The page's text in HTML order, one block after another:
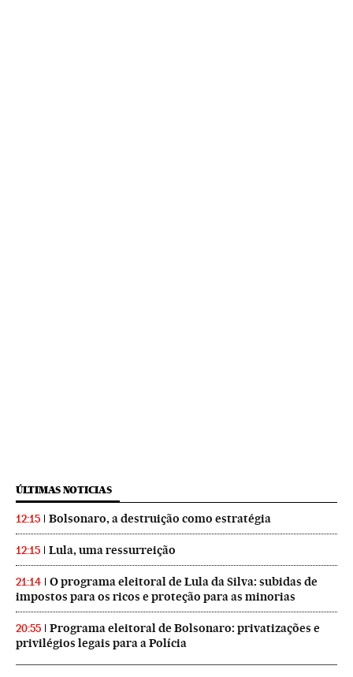
ÚLTIMAS NOTICIAS
12:15 Bolsonaro, a destruição como estratégia
12:15 Lula, uma ressurreição
21:14
O programa eleitoral de Lula da Silva: subidas de
impostos para os ricos e proteção para as minorias
20:55
Programa eleitoral de Bolsonaro: privatizações e
privilégios legais para a Polícia